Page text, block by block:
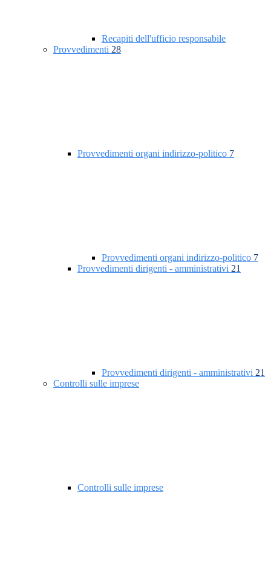
Recapiti dell'ufficio responsabile
Provvedimenti 28
Provvedimenti organi indirizzo-politico 7
Provvedimenti organi indirizzo-politico 7
Provvedimenti dirigenti - amministrativi 21
Provvedimenti dirigenti - amministrativi 21
Controlli sulle imprese
Controlli sulle imprese